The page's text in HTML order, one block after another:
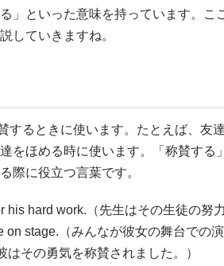
」といった意味を持っています。こ
していきますね。
するときに使います。たとえば、友
をほめる時に使います。「称賛する
際に役立つ言葉です。
hard work.（先生はその生徒の努
stage.（みんなが彼女の舞台での
その勇気を称賛されました。）